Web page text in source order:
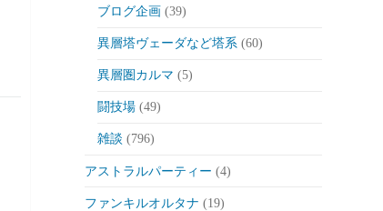
ブログ企画 (39)
異層塔ヴェーダなど塔系(60)
異層圏カルマ (5)
闘技場(49)
雑談 (796)
アストラルパーティー (4)
ファンキルオルタナ (19)